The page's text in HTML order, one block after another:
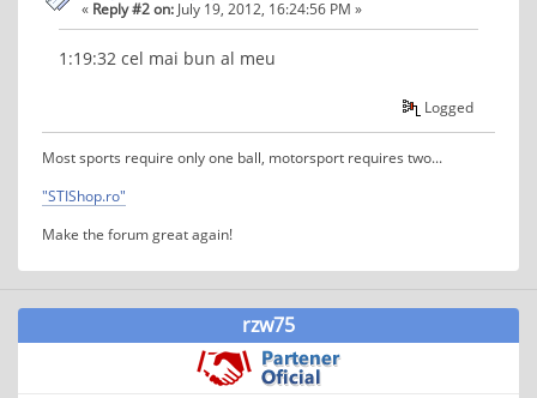
« Reply #2 on: July 19, 2012, 16:24:56 PM »
1:19:32 cel mai bun al meu
Logged
Most sports require only one ball, motorsport requires two...
"STIShop.ro"
Make the forum great again!
rzw75